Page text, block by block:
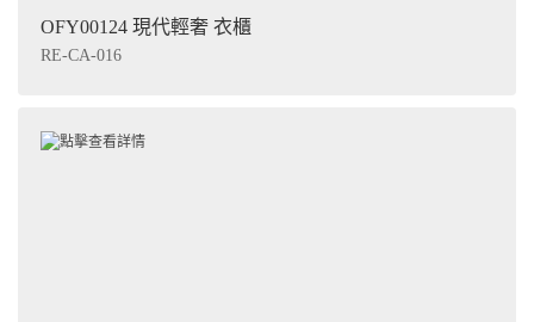
OFY00124 現代輕奢 衣櫃
RE-CA-016